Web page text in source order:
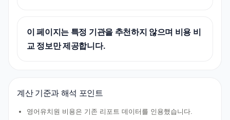
이 페이지는 특정 기관을 추천하지 않으며 비용 비
교 정보만 제공합니다.
계산 기준과 해석 포인트
영어유치원 비용은 기존 리포트 데이터를 인용했습니다.